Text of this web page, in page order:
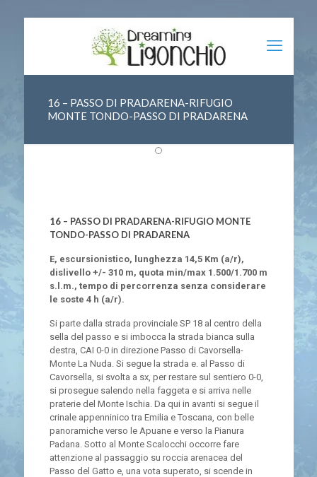
16 – PASSO DI PRADARENA-RIFUGIO
MONTE TONDO-PASSO DI PRADARENA
16 – PASSO DI PRADARENA-RIFUGIO MONTE
TONDO-PASSO DI PRADARENA
E, escursionistico, lunghezza 14,5 Km (a/r),
dislivello +/- 310 m, quota min/max 1.500/1.700 m
s.l.m., tempo di percorrenza senza considerare
le soste 4 h (a/r).
Si parte dalla strada provinciale SP 18 al centro della
sella del passo e si imbocca la strada bianca sulla
destra, CAI 0-0 in direzione Passo di Cavorsella-
Monte La Nuda. Si segue la strada e. al Passo di
Cavorsella, si svolta a sx, per restare sul sentiero 0-0,
si prosegue salendo nella faggeta e si arriva nelle
praterie del Monte Ischia. Da qui in avanti si segue il
crinale appenninico tra Emilia e Toscana, con belle
panoramiche verso le Apuane e verso la Pianura
Padana. Sotto al Monte Scalocchi occorre fare
attenzione al passaggio su roccia arenacea del
Passo del Gatto e, una vota superato, si scende in